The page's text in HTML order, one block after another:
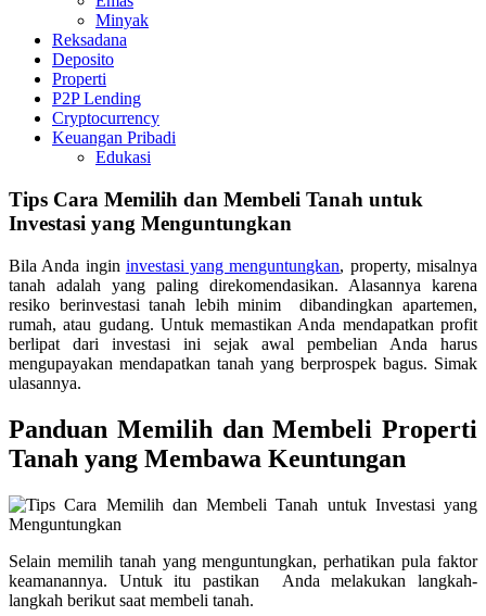
Minyak
Reksadana
Deposito
Properti
P2P Lending
Cryptocurrency
Keuangan Pribadi
Edukasi
Tips Cara Memilih dan Membeli Tanah untuk
Investasi yang Menguntungkan
Bila Anda ingin investasi yang menguntungkan, property, misalnya
tanah adalah yang paling direkomendasikan. Alasannya karena
resiko berinvestasi tanah lebih minim dibandingkan apartemen,
rumah, atau gudang. Untuk memastikan Anda mendapatkan profit
berlipat dari investasi ini sejak awal pembelian Anda harus
mengupayakan mendapatkan tanah yang berprospek bagus. Simak
ulasannya.
Panduan Memilih dan Membeli Properti
Tanah yang Membawa Keuntungan
Selain memilih tanah yang menguntungkan, perhatikan pula faktor
keamanannya. Untuk itu pastikan Anda melakukan langkah-
langkah berikut saat membeli tanah.